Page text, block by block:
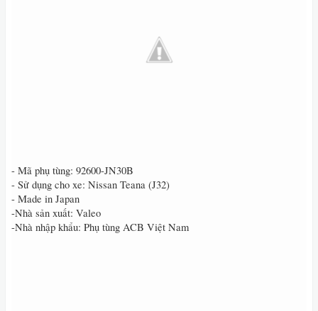
- Mã phụ tùng: 92600-JN30B
- Sử dụng cho xe: Nissan Teana (J32)
- Made in Japan
-Nhà sản xuất: Valeo
-Nhà nhập khẩu: Phụ tùng ACB Việt Nam